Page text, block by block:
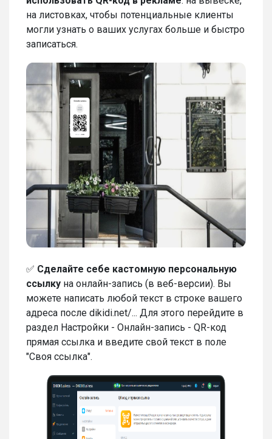
на листовках, чтобы потенциальные клиенты
могли узнать о ваших услугах больше и быстро
записаться.
✅ Сделайте себе кастомную персональную
ссылку на онлайн-запись (в веб-версии). Вы
можете написать любой текст в строке вашего
адреса после dikidi.net/... Для этого перейдите в
раздел Настройки - Онлайн-запись - QR-код
прямая ссылка и введите свой текст в поле
"Своя ссылка".